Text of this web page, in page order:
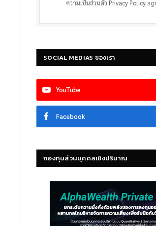
ความเป็นส่วนตัว Privacy Policy
SOCIAL MEDIAS ของเรา
YouTube
Facebook
กองทุนส่วนบุคคลเชิงปริมาณ